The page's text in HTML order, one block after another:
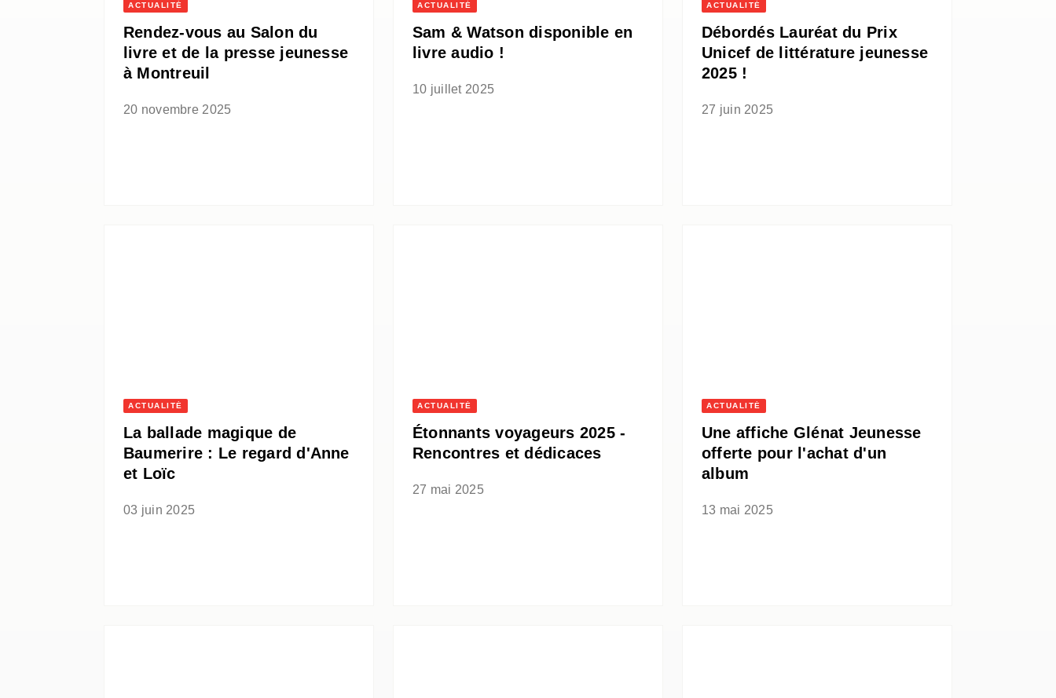
ACTUALITÉ
Rendez-vous au Salon du
livre et de la presse jeunesse
à Montreuil
20 novembre 2025
ACTUALITÉ
Sam & Watson disponible en
livre audio !
10 juillet 2025
ACTUALITÉ
Débordés Lauréat du Prix
Unicef de littérature jeunesse
2025 !
27 juin 2025
ACTUALITÉ
La ballade magique de
Baumerire : Le regard d'Anne
et Loïc
03 juin 2025
ACTUALITÉ
Étonnants voyageurs 2025 -
Rencontres et dédicaces
27 mai 2025
ACTUALITÉ
Une affiche Glénat Jeunesse
offerte pour l'achat d'un
album
13 mai 2025